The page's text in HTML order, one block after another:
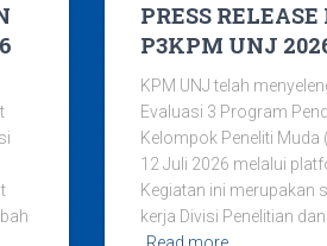
PRESS
P3KPM UNJ
KPM UNJ telah
Evaluasi 3 Program
Kelompok Peneliti Muda
12 Juli 2026 melalui
Kegiatan ini merupakan
kerja Divisi Penelitian